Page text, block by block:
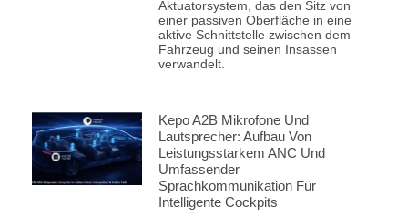
Aktuatorsystem, das den Sitz von
einer passiven Oberfläche in eine
aktive Schnittstelle zwischen dem
Fahrzeug und seinen Insassen
verwandelt.
Kepo A2B Mikrofone Und
Lautsprecher: Aufbau Von
Leistungsstarkem ANC Und
Umfassender
Sprachkommunikation Für
Intelligente Cockpits